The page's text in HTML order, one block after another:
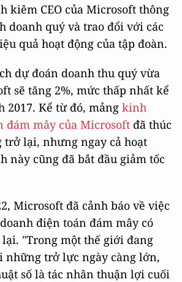
kiêm CEO của Microsoft thông
doanh quý và trao đổi với các
quả hoạt động của tập đoàn.
dự đoán doanh thu quý vừa
sẽ tăng 2%, mức thấp nhất kể
2017. Kể từ đó, mảng kinh
đám mây của Microsoft đã thúc
trở lại, nhưng ngay cả hoạt
này cũng đã bắt đầu giảm tốc
Microsoft đã cảnh báo về việc
điện toán đám mây có
"Trong một thế giới đang
những trở lực ngày càng lớn,
số là tác nhân thuận lợi cuối